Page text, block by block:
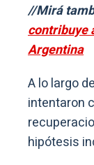
//Mirá
contribuye
Argentina
A lo largo
intentaron
hipótesis